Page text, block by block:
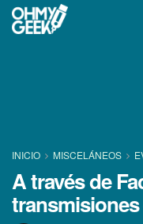
INICIO MISCELÁNEOS
A través de